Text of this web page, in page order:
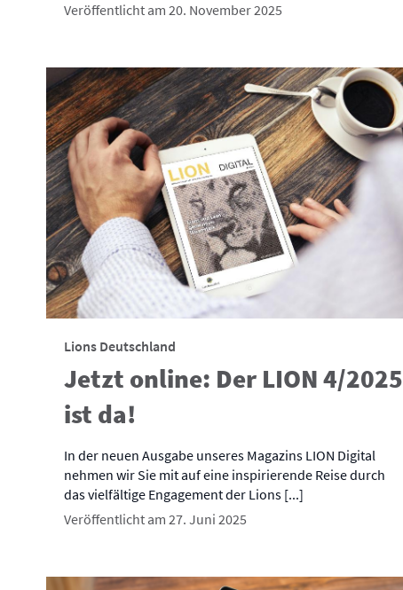
Veröffentlicht am 20. November 2025
Lions Deutschland
Jetzt online: Der LION 4/2025
ist da!
In der neuen Ausgabe unseres Magazins LION Digital
nehmen wir Sie mit auf eine inspirierende Reise durch
das vielfältige Engagement der Lions [...]
Veröffentlicht am 27. Juni 2025